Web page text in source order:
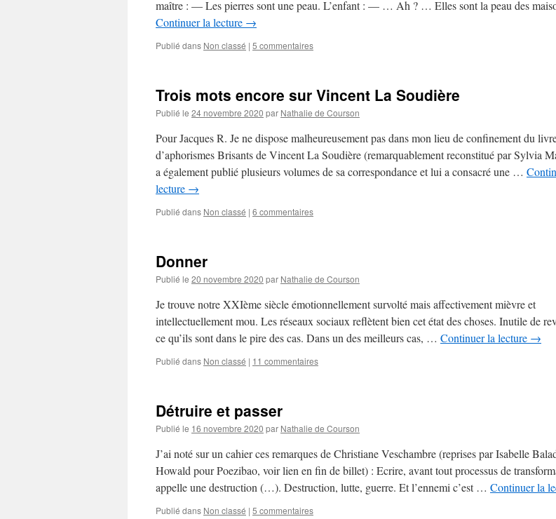
maître : — Les pierres sont une peau. L’enfant : — … Ah ? … Elles sont la peau des
Continuer la lecture →
Publié dans Non classé | 5 commentaires
Trois mots encore sur Vincent La Soudière
Publié le 24 novembre 2020 par Nathalie de Courson
Pour Jacques R. Je ne dispose malheureusement pas dans mon lieu de confinement du
d’aphorismes Brisants de Vincent La Soudière (remarquablement reconstitué par Sylvia
a également publié plusieurs volumes de sa correspondance et lui a consacré une …
lecture →
Publié dans Non classé | 6 commentaires
Donner
Publié le 20 novembre 2020 par Nathalie de Courson
Je trouve notre XXIème siècle émotionnellement survolté mais affectivement mièvre et
intellectuellement mou. Les réseaux sociaux reflètent bien cet état des choses. Inutile de
ce qu’ils sont dans le pire des cas. Dans un des meilleurs cas, … Continuer la lecture →
Publié dans Non classé | 11 commentaires
Détruire et passer
Publié le 16 novembre 2020 par Nathalie de Courson
J’ai noté sur un cahier ces remarques de Christiane Veschambre (reprises par Isabelle
Howald pour Poezibao, voir lien en fin de billet) : Ecrire, avant tout processus de
appelle une destruction (…). Destruction, lutte, guerre. Et l’ennemi c’est … Continuer la
Publié dans Non classé | 5 commentaires